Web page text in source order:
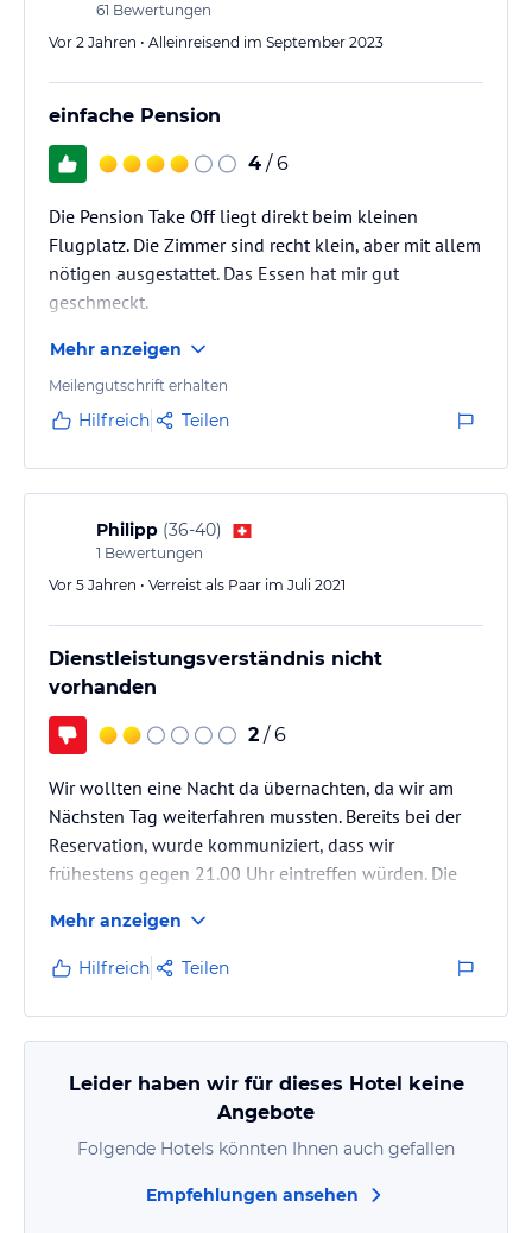
61 Bewertungen
Vor 2 Jahren • Alleinreisend im September 2023
einfache Pension
4 / 6
Die Pension Take Off liegt direkt beim kleinen
Flugplatz. Die Zimmer sind recht klein, aber mit allem
nötigen ausgestattet. Das Essen hat mir gut
geschmeckt.
Mehr anzeigen
Meilengutschrift erhalten
Hilfreich Teilen
Philipp (36-40)
1 Bewertungen
Vor 5 Jahren • Verreist als Paar im Juli 2021
Dienstleistungsverständnis nicht
vorhanden
2 / 6
Wir wollten eine Nacht da übernachten, da wir am
Nächsten Tag weiterfahren mussten. Bereits bei der
Reservation, wurde kommuniziert, dass wir
frühestens gegen 21.00 Uhr eintreffen würden. Die
Autopanne auf der Hinfahrt und der längeren
Wartezeit auf Abschleppdienst etc. wurde die Pension
sofort darüber informiert, dass wir erst gegen 01.00
Uhr eintreffen würden. Beim Eintreffen wurde nicht
nach unserer Befindlichkeit gefragt. Der Herr der uns
empfangen hat, war äusserst…
Mehr anzeigen
Hilfreich Teilen
Leider haben wir für dieses Hotel keine
Angebote
Folgende Hotels könnten Ihnen auch gefallen
Empfehlungen ansehen